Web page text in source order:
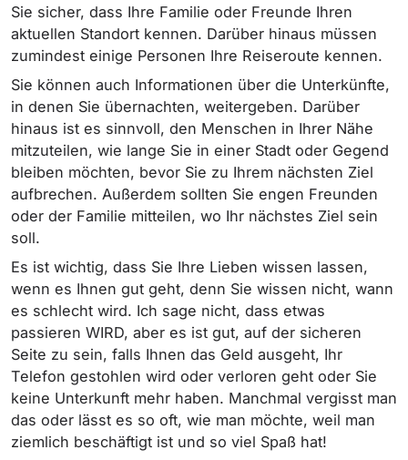
Sie sicher, dass Ihre Familie oder Freunde Ihren
aktuellen Standort kennen. Darüber hinaus müssen
zumindest einige Personen Ihre Reiseroute kennen.
Sie können auch Informationen über die Unterkünfte,
in denen Sie übernachten, weitergeben. Darüber
hinaus ist es sinnvoll, den Menschen in Ihrer Nähe
mitzuteilen, wie lange Sie in einer Stadt oder Gegend
bleiben möchten, bevor Sie zu Ihrem nächsten Ziel
aufbrechen. Außerdem sollten Sie engen Freunden
oder der Familie mitteilen, wo Ihr nächstes Ziel sein
soll.
Es ist wichtig, dass Sie Ihre Lieben wissen lassen,
wenn es Ihnen gut geht, denn Sie wissen nicht, wann
es schlecht wird. Ich sage nicht, dass etwas
passieren WIRD, aber es ist gut, auf der sicheren
Seite zu sein, falls Ihnen das Geld ausgeht, Ihr
Telefon gestohlen wird oder verloren geht oder Sie
keine Unterkunft mehr haben. Manchmal vergisst man
das oder lässt es so oft, wie man möchte, weil man
ziemlich beschäftigt ist und so viel Spaß hat!